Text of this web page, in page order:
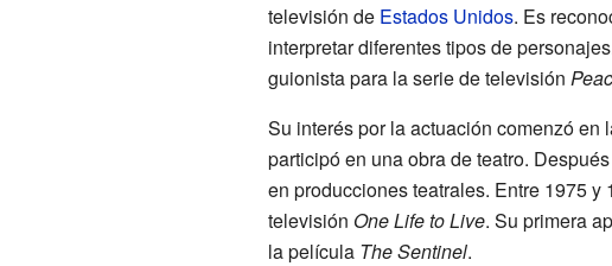
televisión de Estados Unidos. Es
interpretar diferentes tipos de
guionista para la serie de televisión
Su interés por la actuación comenzó en
participó en una obra de teatro.
en producciones teatrales. Entre 1975 y
televisión One Life to Live. Su primera
la película The Sentinel.